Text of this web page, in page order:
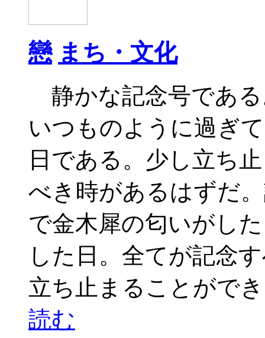
戀 まち・文化
静かな記念号であ
いつものように過ぎ
日である。少し立ち
べき時があるはずだ
で金木犀の匂いがし
した日。全てが記念
立ち止まることがで
読む